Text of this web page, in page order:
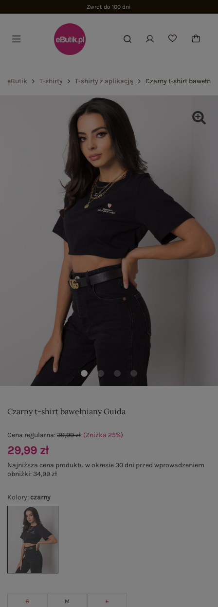
Zwrot do 100 dni
eButik T-shirty T-shirty z aplikacją Czarny t-shirt
Czarny t-shirt bawełniany Guida
Kolory: czarny
S M L
Cena regularna:39,99 zł (Zniżka 25%)
29,99 zł
Najniższa cena produktu w okresie 30 dni przed wprowadzeniem
obniżki: 34,99 zł